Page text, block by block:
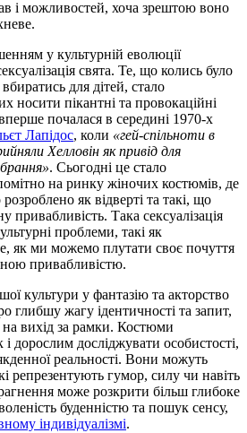
і можливостей, хоча зрештою воно
у культурній еволюції
свята. Те, що колись було
для дітей, стало
носити пікантні та провокаційні
почалася в середині 1970-х
Лапідос, коли «гей-спільноти в
Хелловін як привід для
. Сьогодні це стало
на ринку жіночих костюмів, де
як відверті та такі, що
привабливість. Така сексуалізація
проблеми, такі як
те, як ми можемо плутати своє почуття
привабливістю.
культури у фантазію та акторство
глибшу жагу ідентичності та запит,
вихід за рамки. Костюми
і дорослим досліджувати особистості,
реальності. Вони можуть
репрезентують гумор, силу чи навіть
може розкрити більш глибоке
буденністю та пошук сенсу,
індивідуалізмі.